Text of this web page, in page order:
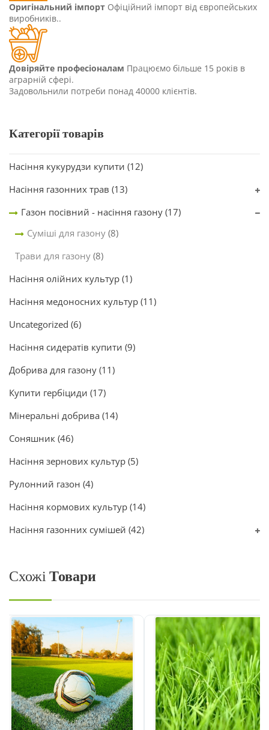
Оригінальний імпорт Офіційний імпорт від європейських
виробників..
Довіряйте професіоналам Працюємо більше 15 років в
аграрній сфері.
Задовольнили потреби понад 40000 клієнтів.
Категорії товарів
Насіння кукурудзи купити (12)
Насіння газонних трав (13)
Газон посівний - насіння газону (17)
Суміші для газону (8)
Трави для газону (8)
Насіння олійних культур (1)
Насіння медоносних культур (11)
Uncategorized (6)
Насіння сидератів купити (9)
Добрива для газону (11)
Купити гербіциди (17)
Мінеральні добрива (14)
Соняшник (46)
Насіння зернових культур (5)
Рулонний газон (4)
Насіння кормових культур (14)
Насіння газонних сумішей (42)
Схожі Товари